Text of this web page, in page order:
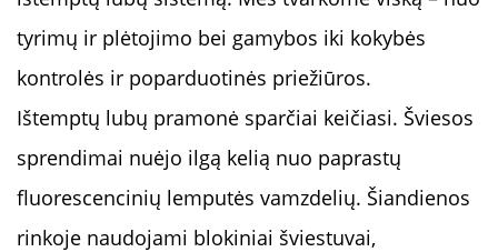
tyrimų ir plėtojimo bei gamybos iki kokybės
kontrolės ir poparduotinės priežiūros.
Ištemptų lubų pramonė sparčiai keičiasi. Šviesos
sprendimai nuėjo ilgą kelią nuo paprastų
fluorescencinių lemputės vamzdelių. Šiandienos
rinkoje naudojami blokiniai šviestuvai,